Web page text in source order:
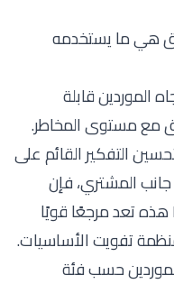
هي ما يستخدمه
الموردين قابلة
مع مستوى المخاطر.
التفكير القائم على
المشتري، فإن
هذه تعد مرجعًا قويًا
تفويت الأساسيات.
حسب فئة